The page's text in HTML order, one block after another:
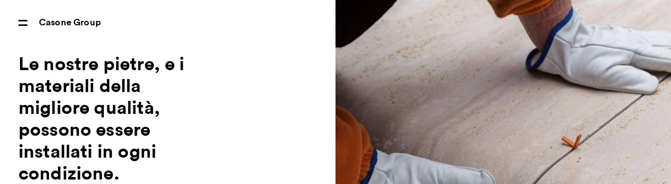
Casone Group
Le nostre pietre, e i
materiali della
migliore qualità,
possono essere
installati in ogni
condizione.